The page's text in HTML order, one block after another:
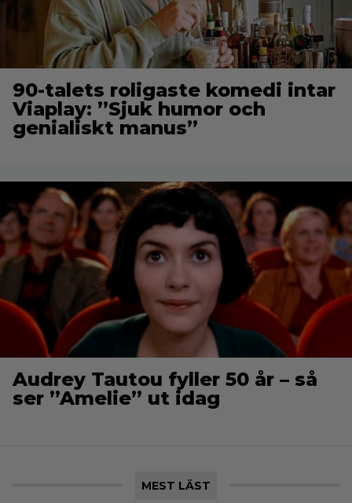
90-talets roligaste komedi intar
Viaplay: ”Sjuk humor och
genialiskt manus”
Audrey Tautou fyller 50 år – så
ser ”Amelie” ut idag
MEST LÄST